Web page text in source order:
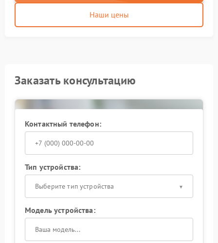
Наши цены
Заказать консультацию
Контактный телефон:
Тип устройства:
Выберите тип устройства
Модель устройства: